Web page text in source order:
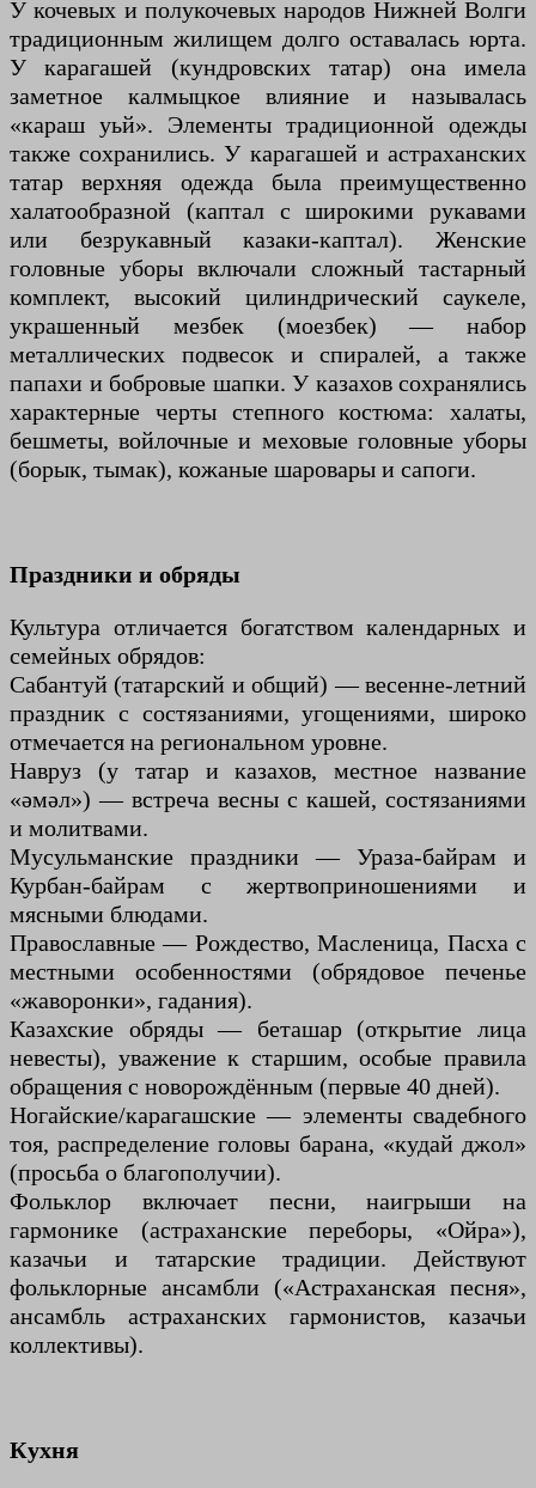
У кочевых и полукочевых народов Нижней Волги
традиционным жилищем долго оставалась юрта.
У карагашей (кундровских татар) она имела
заметное калмыцкое влияние и называлась
«караш уьй». Элементы традиционной одежды
также сохранились. У карагашей и астраханских
татар верхняя одежда была преимущественно
халатообразной (каптал с широкими рукавами
или безрукавный казаки-каптал). Женские
головные уборы включали сложный тастарный
комплект, высокий цилиндрический саукеле,
украшенный мезбек (моезбек) — набор
металлических подвесок и спиралей, а также
папахи и бобровые шапки. У казахов сохранялись
характерные черты степного костюма: халаты,
бешметы, войлочные и меховые головные уборы
(борык, тымак), кожаные шаровары и сапоги.
Праздники и обряды
Культура отличается богатством календарных и
семейных обрядов:
Сабантуй (татарский и общий) — весенне-летний
праздник с состязаниями, угощениями, широко
отмечается на региональном уровне.
Навруз (у татар и казахов, местное название
«әмәл») — встреча весны с кашей, состязаниями
и молитвами.
Мусульманские праздники — Ураза-байрам и
Курбан-байрам с жертвоприношениями и
мясными блюдами.
Православные — Рождество, Масленица, Пасха с
местными особенностями (обрядовое печенье
«жаворонки», гадания).
Казахские обряды — беташар (открытие лица
невесты), уважение к старшим, особые правила
обращения с новорождённым (первые 40 дней).
Ногайские/карагашские — элементы свадебного
тоя, распределение головы барана, «кудай джол»
(просьба о благополучии).
Фольклор включает песни, наигрыши на
гармонике (астраханские переборы, «Ойра»),
казачьи и татарские традиции. Действуют
фольклорные ансамбли («Астраханская песня»,
ансамбль астраханских гармонистов, казачьи
коллективы).
Кухня